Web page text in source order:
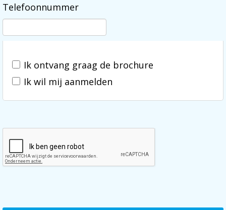
Telefoonnummer
Ik ontvang graag de brochure
Ik wil mij aanmelden